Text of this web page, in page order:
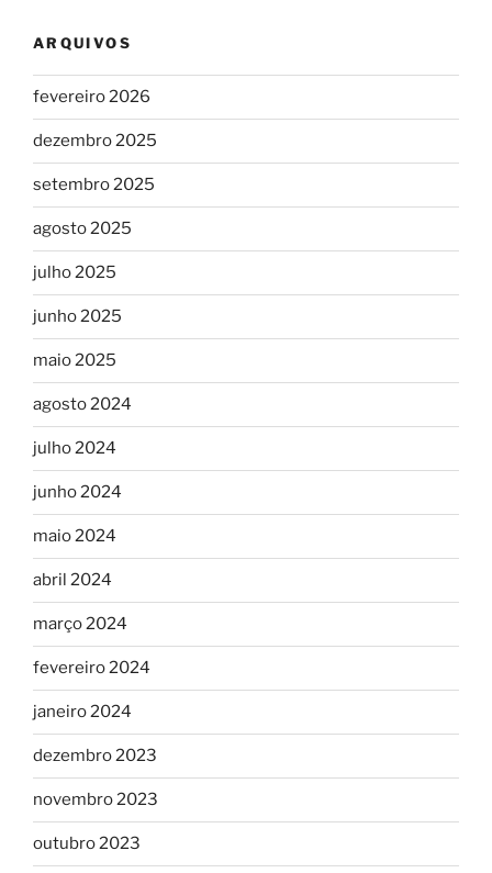
ARQUIVOS
fevereiro 2026
dezembro 2025
setembro 2025
agosto 2025
julho 2025
junho 2025
maio 2025
agosto 2024
julho 2024
junho 2024
maio 2024
abril 2024
março 2024
fevereiro 2024
janeiro 2024
dezembro 2023
novembro 2023
outubro 2023